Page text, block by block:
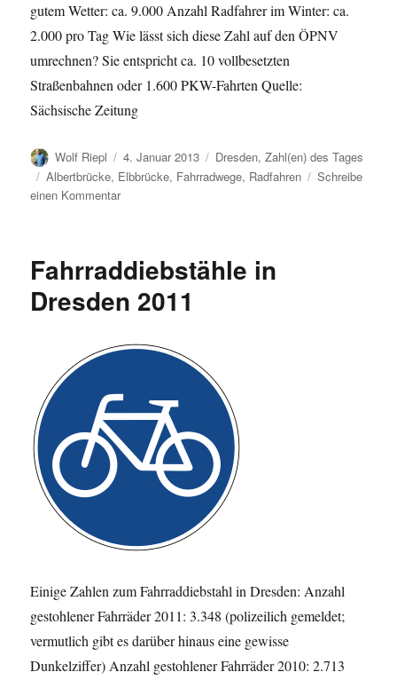
gutem Wetter: ca. 9.000 Anzahl Radfahrer im Winter: ca.
2.000 pro Tag Wie lässt sich diese Zahl auf den ÖPNV
umrechnen? Sie entspricht ca. 10 vollbesetzten
Straßenbahnen oder 1.600 PKW-Fahrten Quelle:
Sächsische Zeitung
Autor
Wolf Riepl
Veröffentlicht
am
4. Januar 2013 Kategorien
Dresden,Zahl(en) des Tages
Schlagwörter
Albertbrücke, Elbbrücke, Fahrradwege, Radfahren
Schreibe
einen Kommentarzu
Albertbrücke
Fahrraddiebstähle in
Dresden 2011
Einige Zahlen zum Fahrraddiebstahl in Dresden: Anzahl
gestohlener Fahrräder 2011: 3.348 (polizeilich gemeldet;
vermutlich gibt es darüber hinaus eine gewisse
Dunkelziffer) Anzahl gestohlener Fahrräder 2010: 2.713